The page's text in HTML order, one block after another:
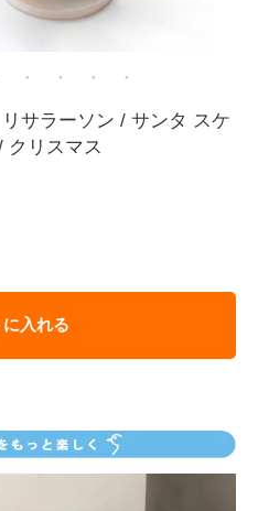
サラーソン / サンタ スケ
クリスマス
に入れる